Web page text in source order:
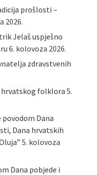
prošlosti –
2026.
Jelaš uspješno
6. kolovoza 2026.
zdravstvenih
hrvatskog folklora 5.
Dana
Dana hrvatskih
5. kolovoza
Dana pobjede i